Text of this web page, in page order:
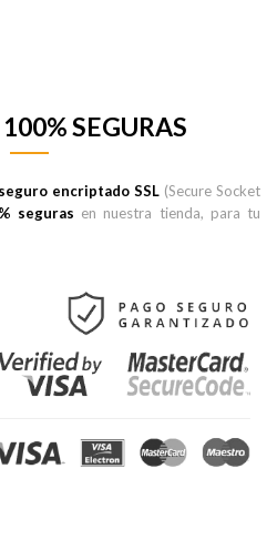
SEGURAS
encriptado SSL(Secure Socket
seguras en nuestra tienda, para tu